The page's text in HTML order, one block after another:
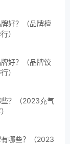
好？（品牌檀
）
好？（品牌饺
）
？（2023充气
哪些？（2023